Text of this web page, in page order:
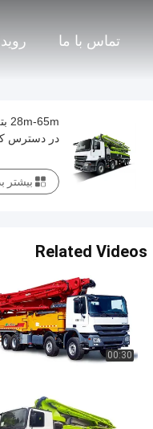
تماس با ما
در دسترس
بیشتر
Related Videos
00:30